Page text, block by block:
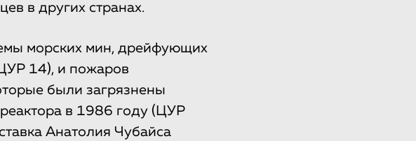
в других странах.
морских мин, дрейфующих
14), и пожаров
были загрязнены
в 1986 году (ЦУР
Анатолия Чубайса